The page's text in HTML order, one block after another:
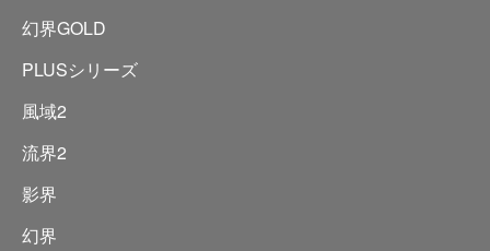
幻界GOLD
PLUSシリーズ
風域2
流界2
影界
幻界